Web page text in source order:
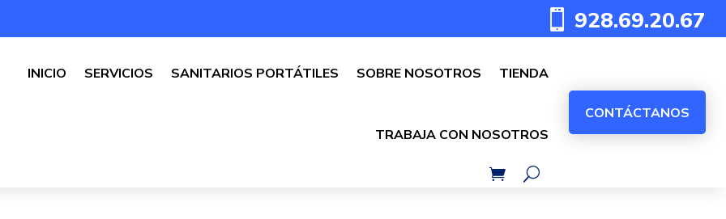
 928.69.20.67
INICIO SERVICIOS SANITARIOS PORTÁTILES SOBRE NOSOTROS TIENDA
TRABAJA CON NOSOTROS
CONTÁCTANOS